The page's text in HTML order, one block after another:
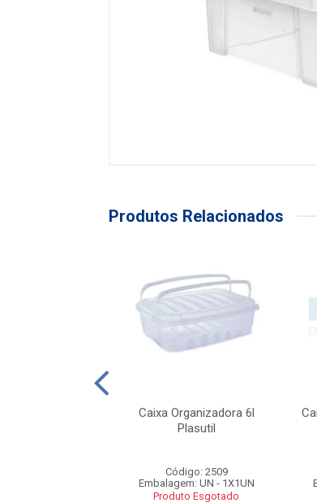
Produtos Relacionados
Caixa Organizadora 6l
Plasutil
Código: 2509
Embalagem: UN - 1X1UN
Produto Esgotado